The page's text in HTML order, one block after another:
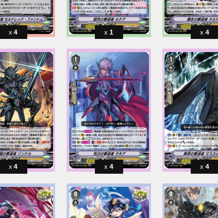
4 1 4
4 4 4